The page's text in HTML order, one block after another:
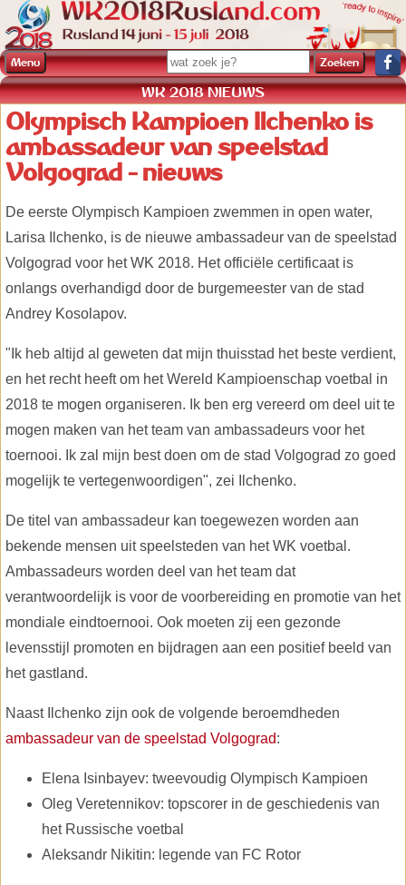
WK 2018 NIEUWS
Olympisch Kampioen Ilchenko is
ambassadeur van speelstad
Volgograd - nieuws
De eerste Olympisch Kampioen zwemmen in open water,
Larisa Ilchenko, is de nieuwe ambassadeur van de speelstad
Volgograd voor het WK 2018. Het officiële certificaat is
onlangs overhandigd door de burgemeester van de stad
Andrey Kosolapov.
"Ik heb altijd al geweten dat mijn thuisstad het beste verdient,
en het recht heeft om het Wereld Kampioenschap voetbal in
2018 te mogen organiseren. Ik ben erg vereerd om deel uit te
mogen maken van het team van ambassadeurs voor het
toernooi. Ik zal mijn best doen om de stad Volgograd zo goed
mogelijk te vertegenwoordigen", zei Ilchenko.
De titel van ambassadeur kan toegewezen worden aan
bekende mensen uit speelsteden van het WK voetbal.
Ambassadeurs worden deel van het team dat
verantwoordelijk is voor de voorbereiding en promotie van het
mondiale eindtoernooi. Ook moeten zij een gezonde
levensstijl promoten en bijdragen aan een positief beeld van
het gastland.
Naast Ilchenko zijn ook de volgende beroemdheden
ambassadeur van de speelstad Volgograd:
Elena Isinbayev: tweevoudig Olympisch Kampioen
Oleg Veretennikov: topscorer in de geschiedenis van
het Russische voetbal
Aleksandr Nikitin: legende van FC Rotor
Menu